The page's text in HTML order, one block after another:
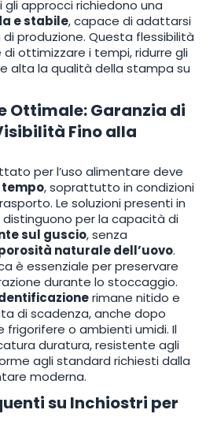
gli approcci richiedono una
e stabile, capace di adattarsi
produzione. Questa flessibilità
ottimizzare i tempi, ridurre gli
alta la qualità della stampa su
Ottimale: Garanzia di
Fino alla
per l’uso alimentare deve
, soprattutto in condizioni
Le soluzioni presenti in
per la capacità di
sul guscio, senza
naturale dell’uovo.
è essenziale per preservare
durante lo stoccaggio.
rimane nitido e
di scadenza, anche dopo
frigorifere o ambienti umidi. Il
duratura, resistente agli
agli standard richiesti dalla
moderna.
su Inchiostri per